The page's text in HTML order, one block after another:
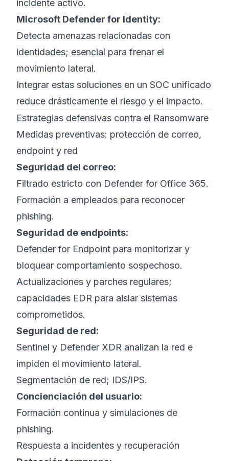
incidente activo.
Microsoft Defender for Identity:
Detecta amenazas relacionadas con
identidades; esencial para frenar el
movimiento lateral.
Integrar estas soluciones en un SOC unificado
reduce drásticamente el riesgo y el impacto.
Estrategias defensivas contra el Ransomware
Medidas preventivas: protección de correo,
endpoint y red
Seguridad del correo:
Filtrado estricto con Defender for Office 365.
Formación a empleados para reconocer
phishing.
Seguridad de endpoints:
Defender for Endpoint para monitorizar y
bloquear comportamiento sospechoso.
Actualizaciones y parches regulares;
capacidades EDR para aislar sistemas
comprometidos.
Seguridad de red:
Sentinel y Defender XDR analizan la red e
impiden el movimiento lateral.
Segmentación de red; IDS/IPS.
Concienciación del usuario:
Formación continua y simulaciones de
phishing.
Respuesta a incidentes y recuperación